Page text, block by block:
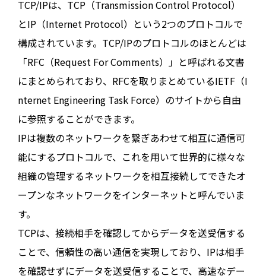
TCP/IPは、TCP（Transmission Control Protocol）
とIP（Internet Protocol）という2つのプロトコルで
構成されています。TCP/IPのプロトコルのほとんどは
「RFC（Request For Comments）」と呼ばれる文書
にまとめられており、RFCを取りまとめているIETF（I
nternet Engineering Task Force）のサイトから自由
に参照することができます。
IPは複数のネットワークを繋ぎあわせて相互に通信可
能にするプロトコルで、これを用いて世界的に様々な
組織の管理するネットワークを相互接続してできたオ
ープンなネットワークをインターネットと呼んでいま
す。
TCPは、接続相手を確認してからデータを送受信する
ことで、信頼性の高い通信を実現しており、IPは相手
を確認せずにデータを送受信することで、高速なデー